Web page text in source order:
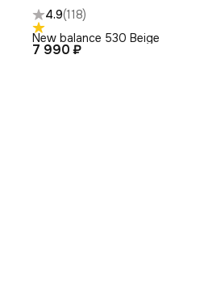
4.9(118)
7 990 ₽
New balance 530 Beige